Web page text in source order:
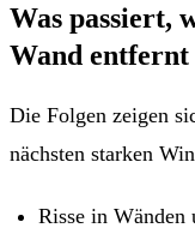
Was passiert,
Wand
Die Folgen zeigen
nächsten starken
Risse in Wänden